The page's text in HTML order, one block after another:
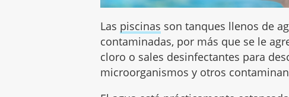
Las piscinas son tanques llenos de
contaminadas, por más que se le
cloro o sales desinfectantes para
microorganismos y otros